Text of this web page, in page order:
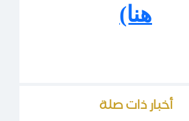
هنا)
أخبار ذات صلة